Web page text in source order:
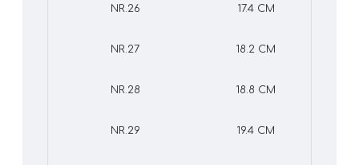
NR.26 17.4 CM
NR.27 18.2 CM
NR.28 18.8 CM
NR.29 19.4 CM